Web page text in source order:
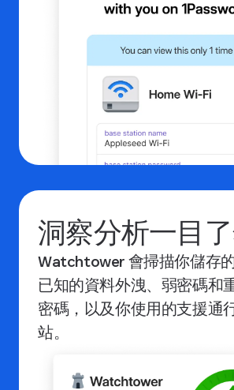
洞察分析一目
Watchtower 會掃描你儲存
已知的資料外洩、弱密碼和
密碼，以及你使用的支援通
站。